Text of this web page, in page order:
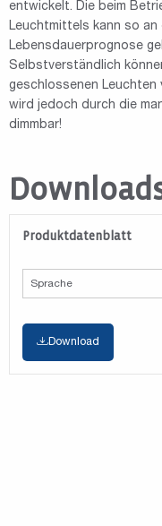
entwickelt. Die beim
Leuchtmittels kann so an
Lebensdauerprognose
Selbstverständlich
geschlossenen Leuchten
wird jedoch durch die
dimmbar!
Produktdatenblatt
Download